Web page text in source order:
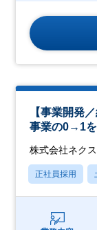
【事業開発
事業の0→1
株式会社ネク
正社員採用